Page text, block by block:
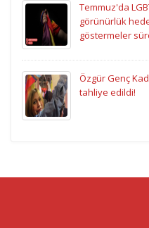
Temmuz'da
görünürlük
göstermeler
Özgür Genç
tahliye edildi!